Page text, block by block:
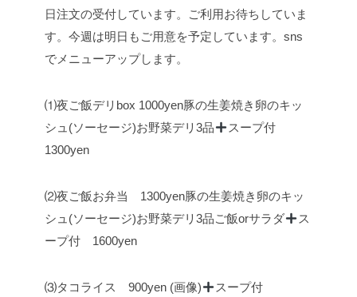
日注文の受付しています。ご利用お待ちしていま
す。 今週は明日もご用意を予定しています。sns
でメニューアップします。
⑴夜ご飯デリbox 1000yen豚の生姜焼き 卵のキッ
シュ(ソーセージ)お野菜デリ3品
スープ付
1300yen
⑵夜ご飯お弁当 1300yen豚の生姜焼き 卵のキッ
シュ(ソーセージ)お野菜デリ3品ご飯orサラダ
ス
ープ付 1600yen
⑶タコライス 900yen (画像)
スープ付